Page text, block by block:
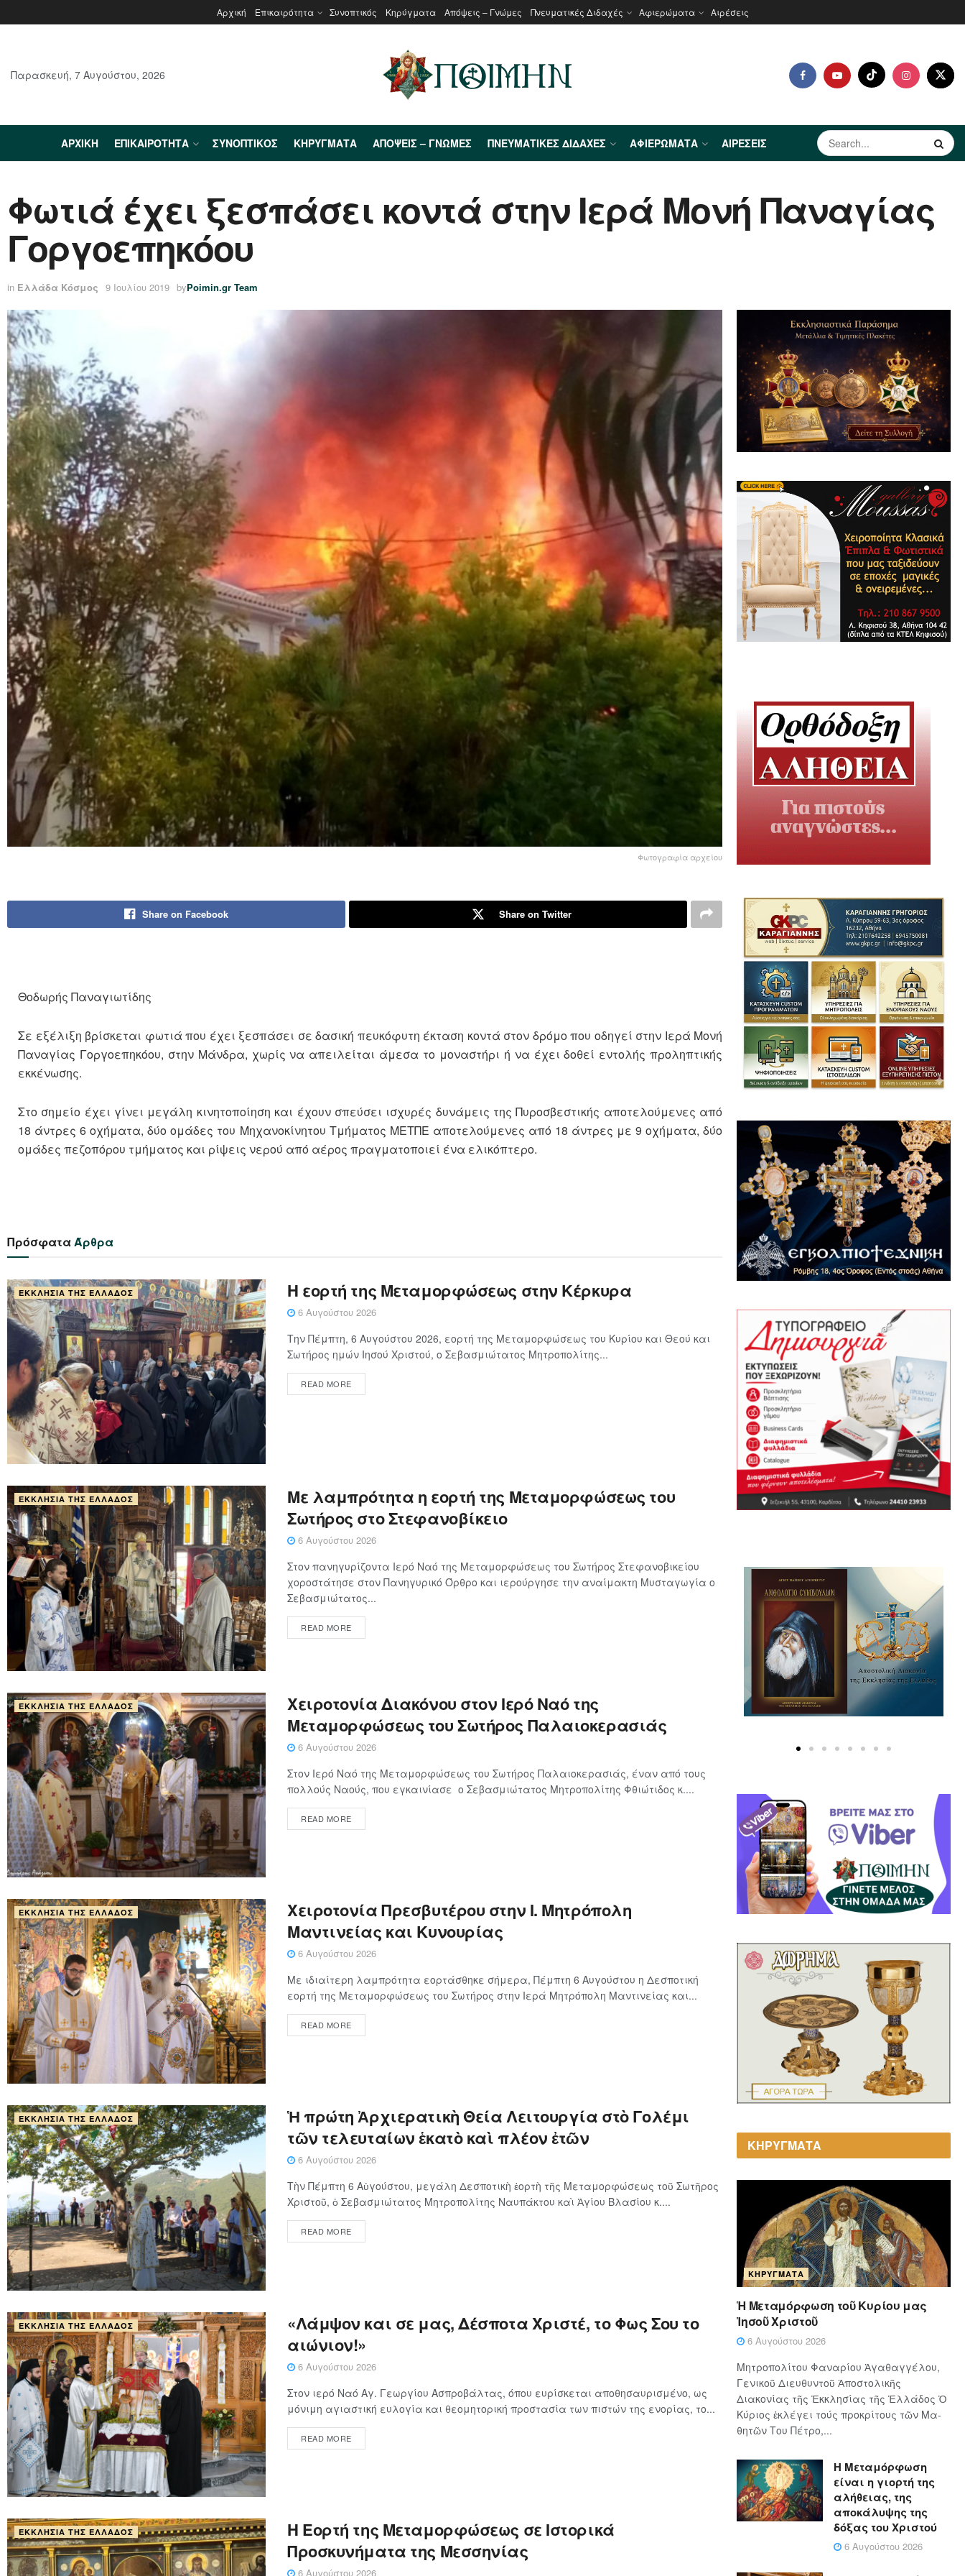
Αρχική Επικαιρότητα Συνοπτικός Κηρύγματα Απόψεις – Γνώμες Πνευματικές Διδαχές Αφιερώματα Αιρέσεις
Παρασκευή, 7 Αυγούστου, 2026
ΑΡΧΙΚΉ ΕΠΙΚΑΙΡΌΤΗΤΑ ΣΥΝΟΠΤΙΚΌΣ ΚΗΡΎΓΜΑΤΑ ΑΠΌΨΕΙΣ – ΓΝΏΜΕΣ ΠΝΕΥΜΑΤΙΚΈΣ ΔΙΔΑΧΈΣ ΑΦΙΕΡΏΜΑΤΑ ΑΙΡΈΣΕΙΣ
Φωτιά έχει ξεσπάσει κοντά στην Ιερά Μονή Παναγίας
Γοργοεπηκόου
in Ελλάδα Κόσμος 9 Ιουλίου 2019 byPoimin.gr Team
Φωτογραφία αρχείου
Share on Facebook Share on Twitter
Θοδωρής Παναγιωτίδης
Σε εξέλιξη βρίσκεται φωτιά που έχει ξεσπάσει σε δασική πευκόφυτη έκταση κοντά στον δρόμο που οδηγεί στην Ιερά Μονή
Παναγίας Γοργοεπηκόου, στην Μάνδρα, χωρίς να απειλείται άμεσα το μοναστήρι ή να έχει δοθεί εντολής προληπτικής
εκκένωσης.
Στο σημείο έχει γίνει μεγάλη κινητοποίηση και έχουν σπεύσει ισχυρές δυνάμεις της Πυροσβεστικής αποτελούμενες από
18 άντρες 6 οχήματα, δύο ομάδες του Μηχανοκίνητου Τμήματος ΜΕΤΠΕ αποτελούμενες από 18 άντρες με 9 οχήματα, δύο
ομάδες πεζοπόρου τμήματος και ρίψεις νερού από αέρος πραγματοποιεί ένα ελικόπτερο.
ΠρόσφαταΆρθρα
ΕΚΚΛΗΣΊΑ ΤΗΣ ΕΛΛΆΔΟΣ Η εορτή της Μεταμορφώσεως στην Κέρκυρα
6 Αυγούστου 2026
Την Πέμπτη, 6 Αυγούστου 2026, εορτή της Μεταμορφώσεως του Κυρίου και Θεού και
Σωτήρος ημών Ιησού Χριστού, ο Σεβασμιώτατος Μητροπολίτης...
READ MORE
ΕΚΚΛΗΣΊΑ ΤΗΣ ΕΛΛΆΔΟΣ
Με λαμπρότητα η εορτή της Μεταμορφώσεως του
Σωτήρος στο Στεφανοβίκειο
6 Αυγούστου 2026
Στον πανηγυρίζοντα Ιερό Ναό της Μεταμορφώσεως του Σωτήρος Στεφανοβικείου
χοροστάτησε στον Πανηγυρικό Όρθρο και ιερούργησε την αναίμακτη Μυσταγωγία ο
Σεβασμιώτατος...
READ MORE
ΕΚΚΛΗΣΊΑ ΤΗΣ ΕΛΛΆΔΟΣ
Χειροτονία Διακόνου στον Ιερό Ναό της
Μεταμορφώσεως του Σωτήρος Παλαιοκερασιάς
6 Αυγούστου 2026
Στον Ιερό Ναό της Μεταμορφώσεως του Σωτήρος Παλαιοκερασιάς, έναν από τους
πολλούς Ναούς, που εγκαινίασε ο Σεβασμιώτατος Μητροπολίτης Φθιώτιδος κ....
READ MORE
ΕΚΚΛΗΣΊΑ ΤΗΣ ΕΛΛΆΔΟΣ
Xειροτονία Πρεσβυτέρου στην Ι. Μητρόπολη
Μαντινείας και Κυνουρίας
6 Αυγούστου 2026
Με ιδιαίτερη λαμπρότητα εορτάσθηκε σήμερα, Πέμπτη 6 Αυγούστου η Δεσποτική
εορτή της Μεταμορφώσεως του Σωτήρος στην Ιερά Μητρόπολη Μαντινείας και...
READ MORE
ΕΚΚΛΗΣΊΑ ΤΗΣ ΕΛΛΆΔΟΣ
Ἡ πρώτη Ἀρχιερατικὴ Θεία Λειτουργία στὸ Γολέμι
τῶν τελευταίων ἑκατὸ καὶ πλέον ἐτῶν
6 Αυγούστου 2026
Τὴν Πέμπτη 6 Αὐγούστου, μεγάλη Δεσποτικὴ ἑορτὴ τῆς Μεταμορφώσεως τοῦ Σωτῆρος
Χριστοῦ, ὁ Σεβασμιώτατος Μητροπολίτης Ναυπάκτου καὶ Ἁγίου Βλασίου κ....
READ MORE
ΕΚΚΛΗΣΊΑ ΤΗΣ ΕΛΛΆΔΟΣ
«Λάμψον και σε μας, Δέσποτα Χριστέ, το Φως Σου το
αιώνιον!»
6 Αυγούστου 2026
Στον ιερό Ναό Αγ. Γεωργίου Ασπροβάλτας, όπου ευρίσκεται αποθησαυρισμένο, ως
μόνιμη αγιαστική ευλογία και θεομητορική προστασία των πιστών της ενορίας, το...
READ MORE
ΕΚΚΛΗΣΊΑ ΤΗΣ ΕΛΛΆΔΟΣ
Η Εορτή της Μεταμορφώσεως σε Ιστορικά
Προσκυνήματα της Μεσσηνίας
6 Αυγούστου 2026
ΚΗΡΥΓΜΑΤΑ
ΚΗΡΎΓΜΑΤΑ
Ἡ Μεταμόρφωση τοῦ Κυρίου μας
Ἰησοῦ Χριστοῦ
6 Αυγούστου 2026
Μητροπολίτου Φαναρίου Ἀγαθαγγέλου,
Γενικοῦ Διευθυντοῦ Ἀποστολικῆς
Διακονίας τῆς Ἐκκλησίας τῆς Ἑλλάδος Ὁ
Κύ­ρι­ος ἐκλέγει τούς προ­κρί­τους τῶν Μα­
θη­τῶν Του Πέ­τρο,...
Η Μεταμόρφωση
είναι η γιορτή της
αλήθειας, της
αποκάλυψης της
δόξας του Χριστού
6 Αυγούστου 2026